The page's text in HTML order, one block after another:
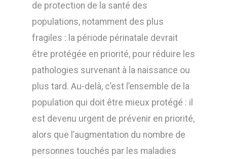
de protection de la santé des
populations, notamment des plus
fragiles : la période périnatale devrait
être protégée en priorité, pour réduire les
pathologies survenant à la naissance ou
plus tard. Au-delà, c’est l’ensemble de la
population qui doit être mieux protégé : il
est devenu urgent de prévenir en priorité,
alors que l’augmentation du nombre de
personnes touchés par les maladies